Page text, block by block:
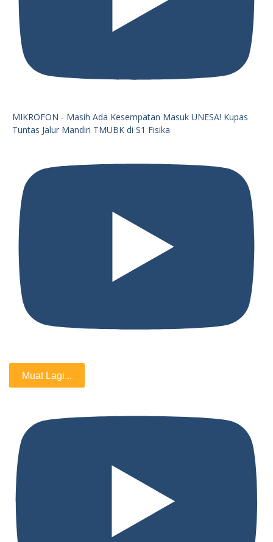
MIKROFON - Masih Ada Kesempatan Masuk UNESA! Kupas
Tuntas Jalur Mandiri TMUBK di S1 Fisika
Muat Lagi...